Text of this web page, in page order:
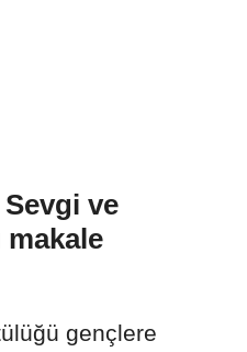
ve
makale
gençlere